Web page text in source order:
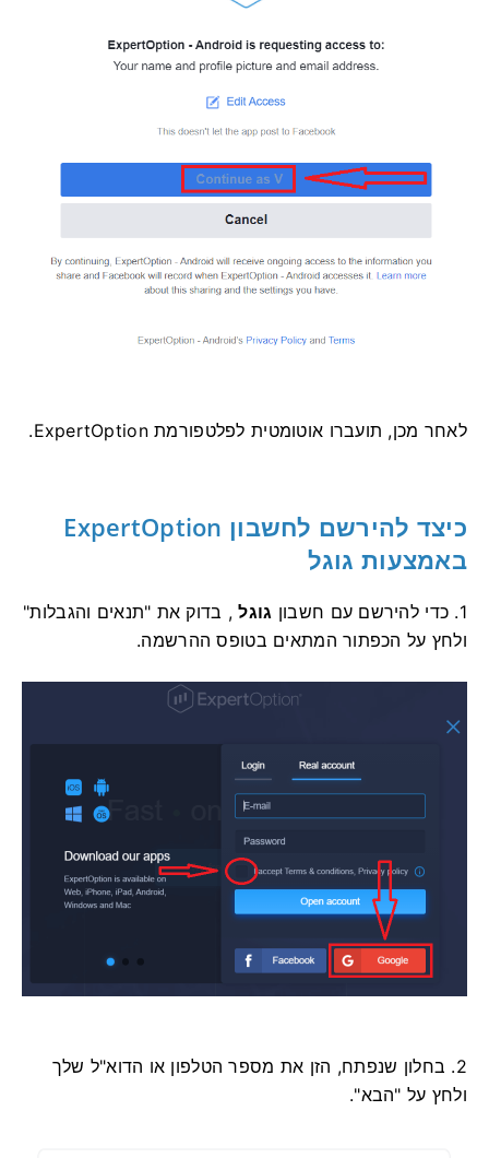
לאחר מכן, תועברו אוטומטית לפלטפורמת ExpertOption.
כיצד להירשם לחשבון ExpertOption
באמצעות גוגל
1. כדי להירשם עם חשבון גוגל, בדוק את "תנאים והגבלות"
ולחץ על הכפתור המתאים בטופס ההרשמה.
2. בחלון שנפתח, הזן את מספר הטלפון או הדוא"ל שלך
ולחץ על "הבא".